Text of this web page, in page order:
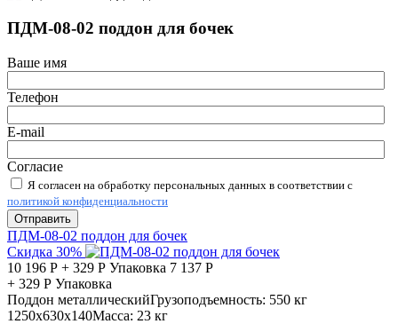
ПДМ-08-02 поддон для бочек
Ваше имя
Телефон
E-mail
Согласие
Я согласен на обработку персональных данных в соответствии с
политикой конфиденциальности
Отправить
ПДМ-08-02 поддон для бочек
Скидка 30%
10 196 Р + 329 Р Упаковка 7 137 Р
+ 329 Р Упаковка
Поддон металлическийГрузоподъемность: 550 кг
1250х630х140Масса: 23 кг